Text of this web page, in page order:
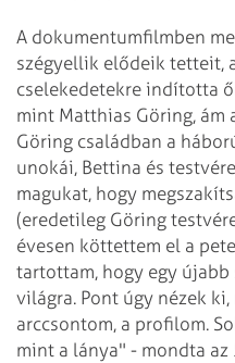
A dokumentumfilmben
szégyellik elődeik tetteit,
cselekedetekre indította
mint Matthias Göring, ám
Göring családban a
unokái, Bettina és
magukat, hogy
(eredetileg Göring
évesen köttettem el a
tartottam, hogy egy
világra. Pont úgy nézek
arccsontom, a profilom.
mint a lánya" - mondta az